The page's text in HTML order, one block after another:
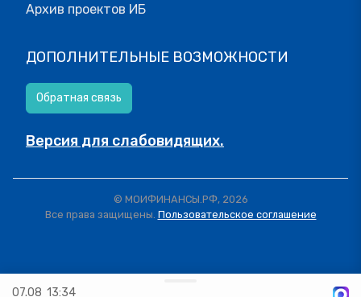
Архив проектов ИБ
ДОПОЛНИТЕЛЬНЫЕ ВОЗМОЖНОСТИ
Обратная связь
Версия для слабовидящих.
© МОИФИНАНСЫ.РФ, 2026
Все права защищены. Пользовательское соглашение
07.08 13:34